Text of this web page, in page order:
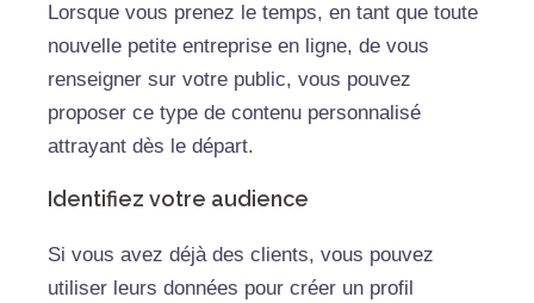
Lorsque vous prenez le temps, en tant que toute
nouvelle petite entreprise en ligne, de vous
renseigner sur votre public, vous pouvez
proposer ce type de contenu personnalisé
attrayant dès le départ.
Identifiez votre audience
Si vous avez déjà des clients, vous pouvez
utiliser leurs données pour créer un profil